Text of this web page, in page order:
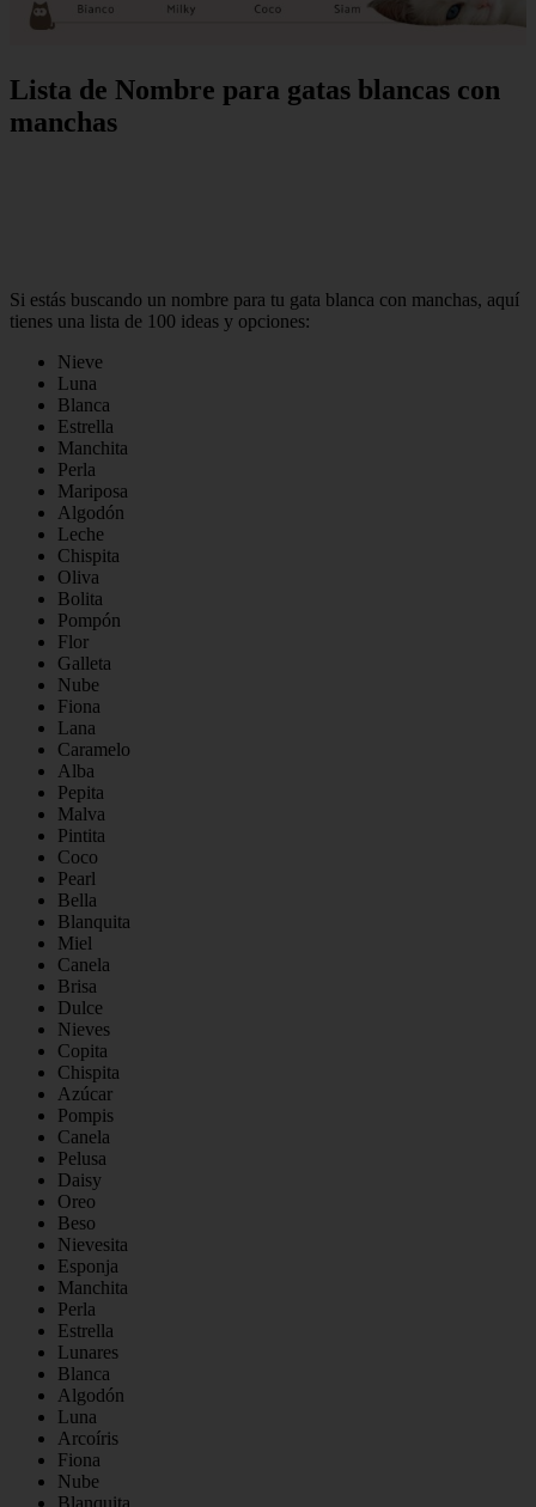
Lista de Nombre para gatas blancas con
manchas
Si estás buscando un nombre para tu gata blanca con manchas, aquí
tienes una lista de 100 ideas y opciones:
Nieve
Luna
Blanca
Estrella
Manchita
Perla
Mariposa
Algodón
Leche
Chispita
Oliva
Bolita
Pompón
Flor
Galleta
Nube
Fiona
Lana
Caramelo
Alba
Pepita
Malva
Pintita
Coco
Pearl
Bella
Blanquita
Miel
Canela
Brisa
Dulce
Nieves
Copita
Chispita
Azúcar
Pompis
Canela
Pelusa
Daisy
Oreo
Beso
Nievesita
Esponja
Manchita
Perla
Estrella
Lunares
Blanca
Algodón
Luna
Arcoíris
Fiona
Nube
Blanquita